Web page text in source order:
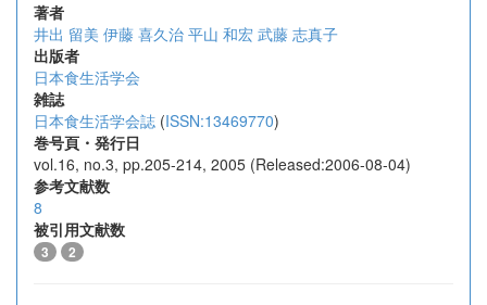
著者
井出 留美 伊藤 喜久治 平山 和宏 武藤 志真子
出版者
日本食生活学会
雑誌
日本食生活学会誌 (ISSN:13469770)
巻号頁・発行日
vol.16, no.3, pp.205-214, 2005 (Released:2006-08-04)
参考文献数
8
被引用文献数
3 2